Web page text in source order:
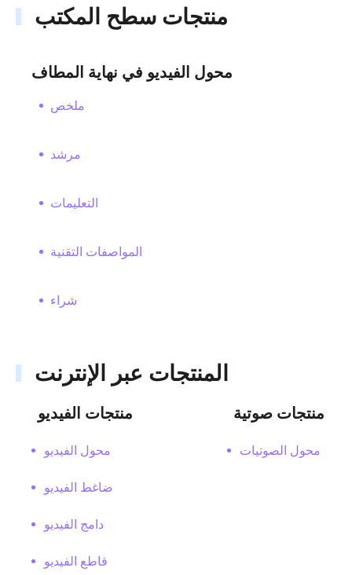
منتجات سطح المكتب
محول الفيديو في نهاية المطاف
ملخص
مرشد
التعليمات
المواصفات التقنية
شراء
المنتجات عبر الإنترنت
منتجات الفيديو
محول الفيديو
ضاغط الفيديو
دامج الفيديو
قاطع الفيديو
منتجات صوتية
محول الصوتيات